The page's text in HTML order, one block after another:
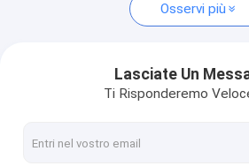
Essiccatore di spruzzo centrifugo
Essiccatore di vuoto di microonda
Essiccatore di spruzzo di pressione
Osservi più
Lasciate Un
Ti Risponderemo